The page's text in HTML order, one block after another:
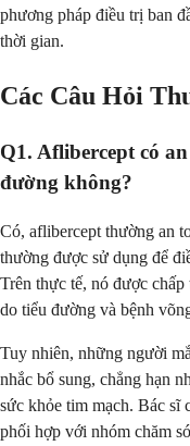
phương pháp điều trị ban
thời gian.
Các Câu Hỏi
Q1. Aflibercept có
đường không?
Có, aflibercept thường an
thường được sử dụng để
Trên thực tế, nó được
do tiểu đường và bệnh
Tuy nhiên, những người
nhắc bổ sung, chẳng hạn
sức khỏe tim mạch. Bác sĩ
phối hợp với nhóm chăm